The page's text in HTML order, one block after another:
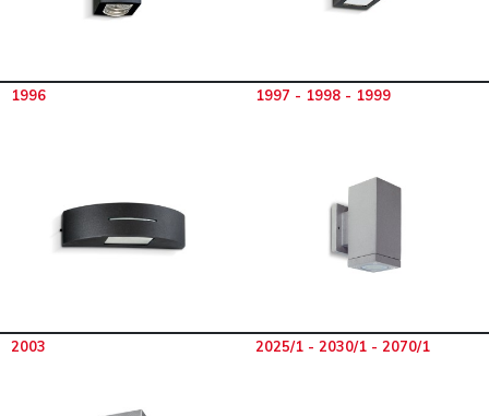
1996 1997 - 1998 - 1999
2003 2025/1 - 2030/1 - 2070/1